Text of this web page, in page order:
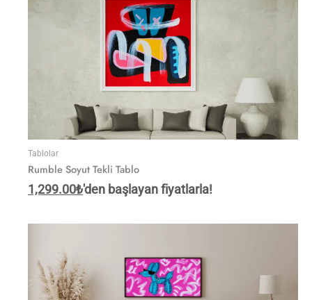
Tablolar
Rumble Soyut Tekli Tablo
1,299.00₺'den başlayan fiyatlarla!